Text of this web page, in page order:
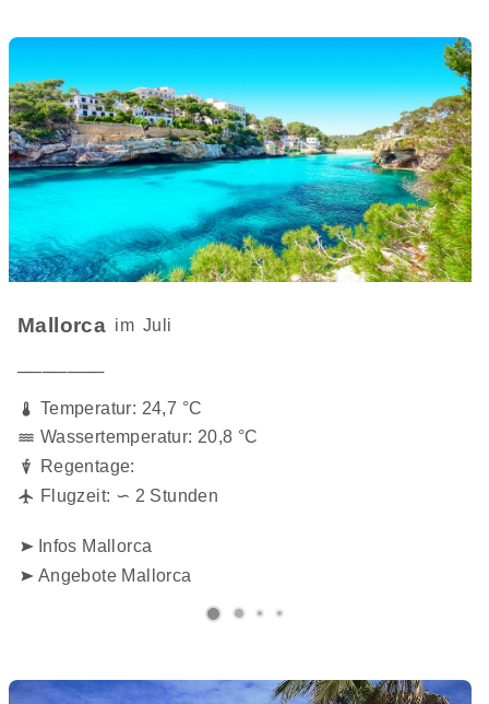
Mallorca im Juli
───────
Temperatur: 24,7 °C
Wassertemperatur: 20,8 °C
Regentage:
Flugzeit: ∽ 2 Stunden
Infos Mallorca
Angebote Mallorca